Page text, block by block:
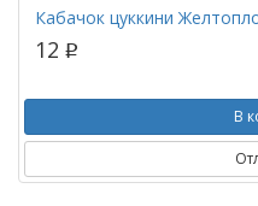
Кабачок цуккини
12 p
В